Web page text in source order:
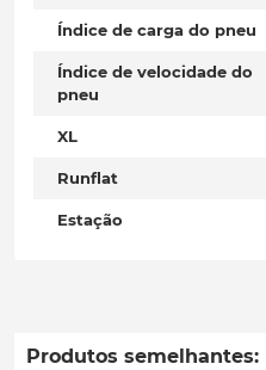
Índice de carga do pneu
Índice de velocidade do
pneu
XL
Runflat
Estação
Produtos semelhantes: